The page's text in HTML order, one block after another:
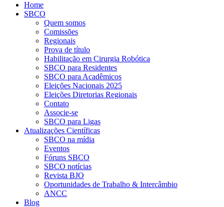
Home
SBCO
Quem somos
Comissões
Regionais
Prova de título
Habilitação em Cirurgia Robótica
SBCO para Residentes
SBCO para Acadêmicos
Eleições Nacionais 2025
Eleições Diretorias Regionais
Contato
Associe-se
SBCO para Ligas
Atualizações Científicas
SBCO na mídia
Eventos
Fóruns SBCO
SBCO notícias
Revista BJO
Oportunidades de Trabalho & Intercâmbio
ANCC
Blog